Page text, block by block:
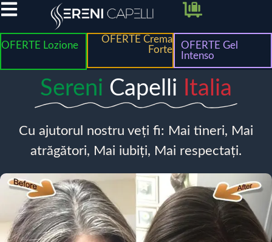
OFERTE Lozione
OFERTE Crema
Forte
OFERTE Gel
Intenso
Sereni Capelli Italia
Cu ajutorul nostru veți fi: Mai tineri, Mai
atrăgători, Mai iubiți, Mai respectați.